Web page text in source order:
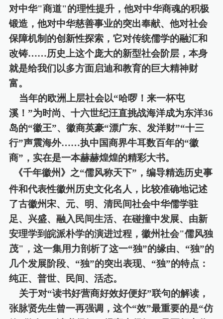
对中华"商道"的理性提升，他对中华商魂的积极
锻造，他对中华慈善事业的突出奉献、他对社会
保障机制的创新性探索，它对传统儒学的融汇和
改铸……历史上这个庞大的新型社会阶层，本身
就是给我们以多方面启迪和教育的巨大精神财
富。
当年的欧洲上层社会以“哈啰！来一杯屯
溪！ ”为时尚、十六世纪汪直挑战海洋成为东洋36
岛的“徽王”、徽商英豪“漂广东、发洋财”“十三
行”声震海外……执中国商界牛耳数百年的“徽
商” ，实在是一本赫赫煌煌的精彩大书。
《千年徽州》之“儒风称天下” ， 编导精选历史事
件和代表性徽州历史文化名人，比较准确地记述
了古徽州宋、元、明、清民间社会中华儒学驻
足、兴盛、融入民间生活、在碰撞中发展、 由新
安理学到皖派朴学的演进过程，徽州社会"儒风独
茂" ，这一集用力剖析了这一“独”的缘由、 “独”的
几个发展阶段、 “独”的突出表现、 “独”的特点：
纯正、普世、民间、活态。
关于对“读书好营商好效好便好”联句的解读，
张脉贤先生曾一再强调，这个“效”最重要的是“仿